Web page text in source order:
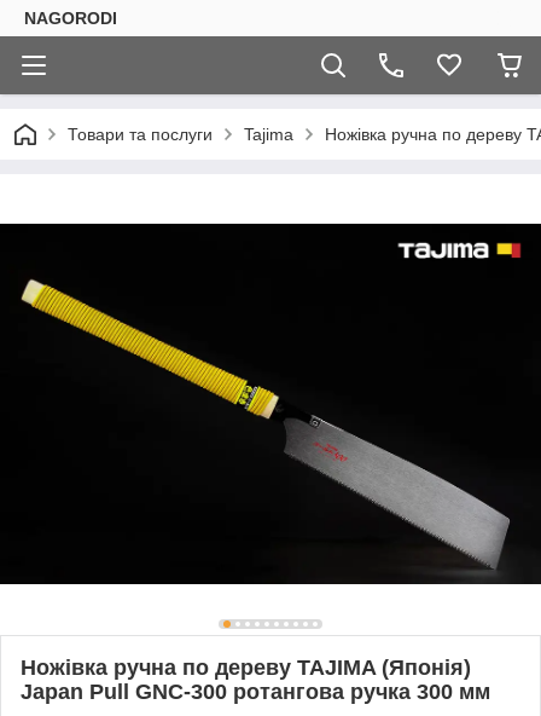
NAGORODI
Товари та послуги Tajima Ножівка ручна по дереву
Ножівка ручна по дереву TAJIMA (Японія)
Japan Pull GNC-300 ротангова ручка 300 мм